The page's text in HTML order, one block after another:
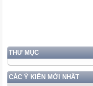
THƯ MỤC
CÁC Ý KIẾN MỚI NHẤT